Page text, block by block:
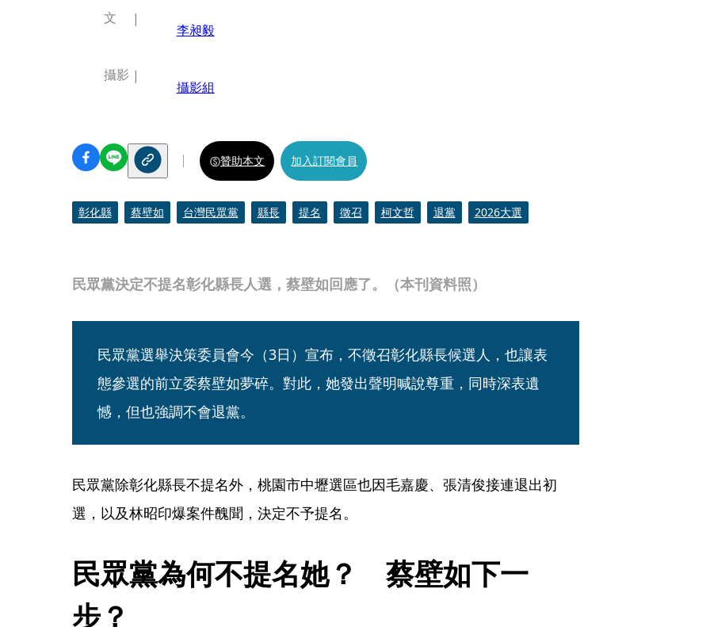
民眾黨決定不提名彰化縣長人選，蔡壁如回應了。（本刊資料照）
文
李昶毅
攝影
攝影組
贊助本文 加入訂閱會員
彰化縣 蔡壁如 台灣民眾黨 縣長 提名 徵召 柯文哲 退黨 2026大選
民眾黨選舉決策委員會今（3日）宣布，不徵召彰化縣長候選人，也讓表
態參選的前立委蔡壁如夢碎。對此，她發出聲明喊說尊重，同時深表遺
憾，但也強調不會退黨。
民眾黨除彰化縣長不提名外，桃園市中壢選區也因毛嘉慶、張清俊接連退出初
選，以及林昭印爆案件醜聞，決定不予提名。
民眾黨為何不提名她？　蔡壁如下一
步？